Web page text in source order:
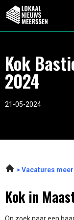
Kok
2024
21-05-2024
Vacatures
Kok in